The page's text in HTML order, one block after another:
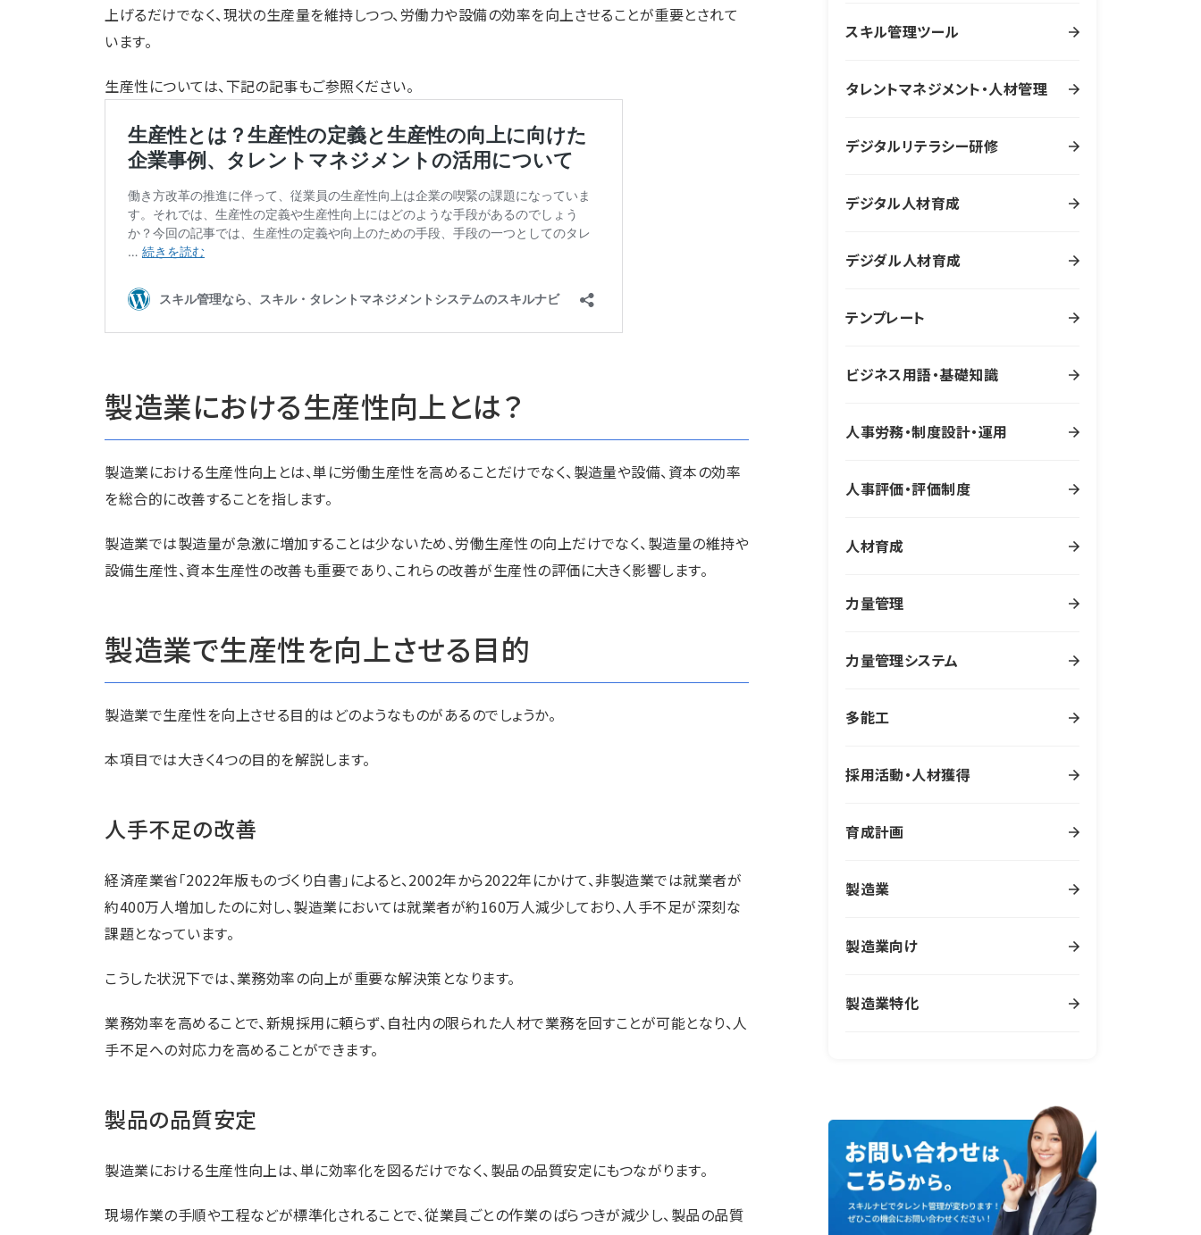
上げるだけでなく、現状の生産量を維持しつつ、労働力や設備の効率を向上させることが重要とされて
います。
生産性については、下記の記事もご参照ください。
製造業における生産性向上とは？
製造業における生産性向上とは、単に労働生産性を高めることだけでなく、製造量や設備、資本の効率
を総合的に改善することを指します。
製造業では製造量が急激に増加することは少ないため、労働生産性の向上だけでなく、製造量の維持や
設備生産性、資本生産性の改善も重要であり、これらの改善が生産性の評価に大きく影響します。
製造業で生産性を向上させる目的
製造業で生産性を向上させる目的はどのようなものがあるのでしょうか。
本項目では大きく4つの目的を解説します。
人手不足の改善
経済産業省「2022年版ものづくり白書」によると、2002年から2022年にかけて、非製造業では就業者が
約400万人増加したのに対し、製造業においては就業者が約160万人減少しており、人手不足が深刻な
課題となっています。
こうした状況下では、業務効率の向上が重要な解決策となります。
業務効率を高めることで、新規採用に頼らず、自社内の限られた人材で業務を回すことが可能となり、人
手不足への対応力を高めることができます。
製品の品質安定
製造業における生産性向上は、単に効率化を図るだけでなく、製品の品質安定にもつながります。
現場作業の手順や工程などが標準化されることで、従業員ごとの作業のばらつきが減少し、製品の品質
スキル管理ツール
タレントマネジメント・人材管理
デジタルリテラシー研修
デジタル人材育成
デジダル人材育成
テンプレート
ビジネス用語・基礎知識
人事労務・制度設計・運用
人事評価・評価制度
人材育成
力量管理
力量管理システム
多能工
採用活動・人材獲得
育成計画
製造業
製造業向け
製造業特化